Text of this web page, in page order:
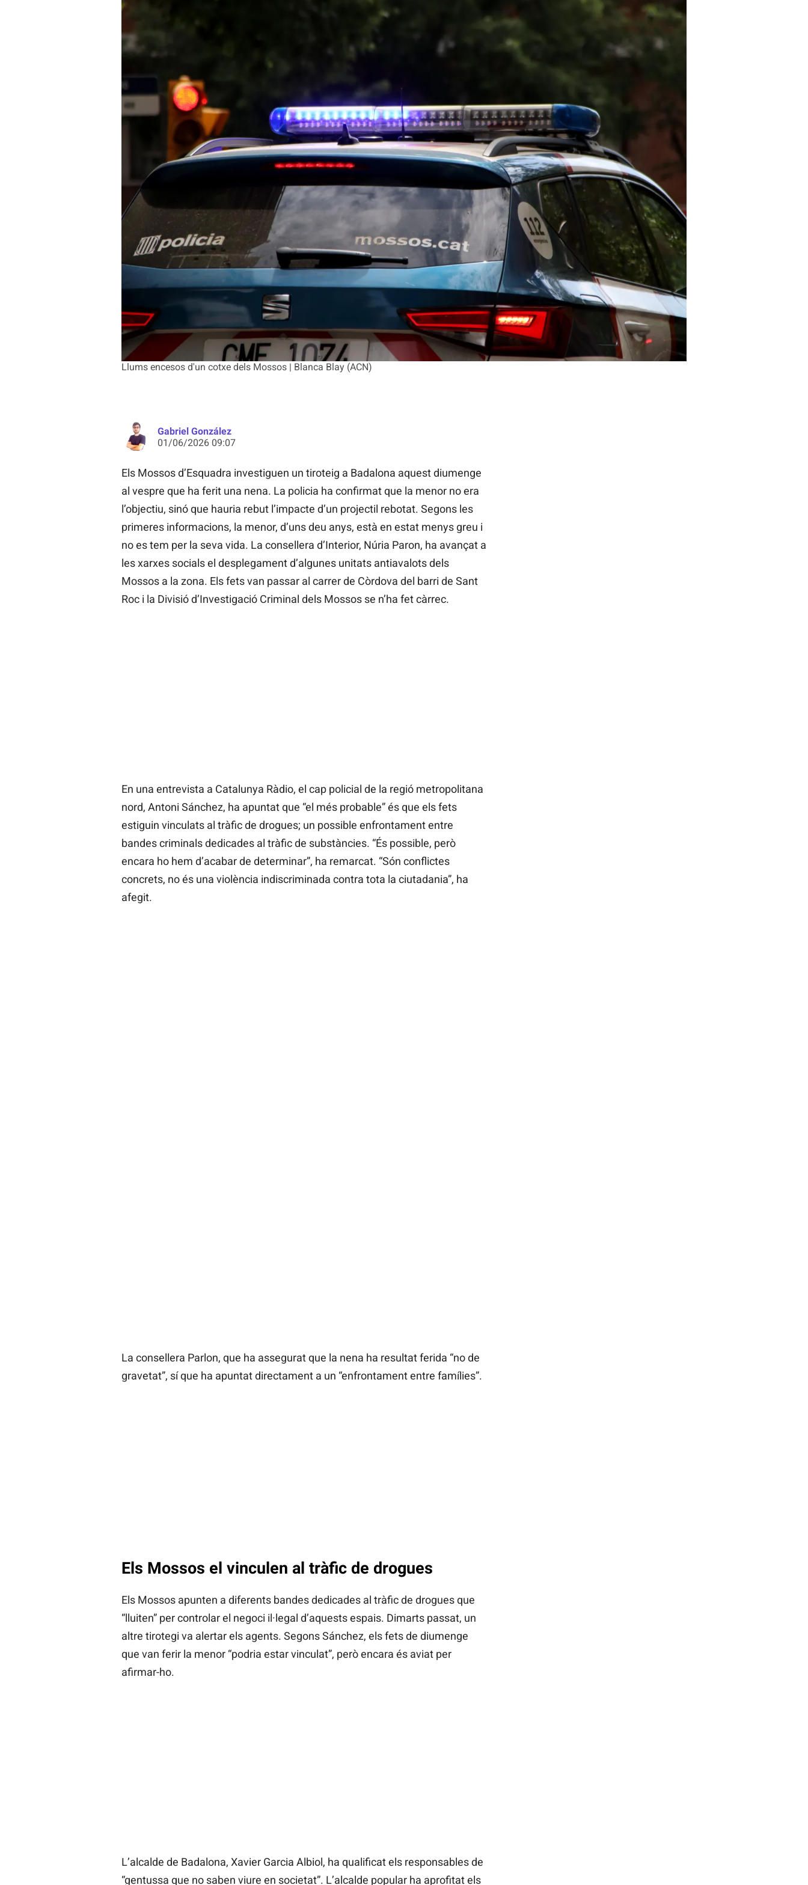
Llums encesos d'un cotxe dels Mossos | Blanca Blay (ACN)
Gabriel González
01/06/2026 09:07
Els Mossos d’Esquadra investiguen un tiroteig a Badalona aquest diumenge
al vespre que ha ferit una nena. La policia ha confirmat que la menor no era
l’objectiu, sinó que hauria rebut l’impacte d’un projectil rebotat. Segons les
primeres informacions, la menor, d’uns deu anys, està en estat menys greu i
no es tem per la seva vida. La consellera d’Interior, Núria Paron, ha avançat a
les xarxes socials el desplegament d’algunes unitats antiavalots dels
Mossos a la zona. Els fets van passar al carrer de Còrdova del barri de Sant
Roc i la Divisió d’Investigació Criminal dels Mossos se n’ha fet càrrec.
En una entrevista a Catalunya Ràdio, el cap policial de la regió metropolitana
nord, Antoni Sánchez, ha apuntat que “el més probable” és que els fets
estiguin vinculats al tràfic de drogues; un possible enfrontament entre
bandes criminals dedicades al tràfic de substàncies. “És possible, però
encara ho hem d’acabar de determinar”, ha remarcat. “Són conflictes
concrets, no és una violència indiscriminada contra tota la ciutadania”, ha
afegit.
La consellera Parlon, que ha assegurat que la nena ha resultat ferida “no de
gravetat”, sí que ha apuntat directament a un “enfrontament entre famílies”.
Els Mossos el vinculen al tràfic de drogues
Els Mossos apunten a diferents bandes dedicades al tràfic de drogues que
“lluiten” per controlar el negoci il·legal d’aquests espais. Dimarts passat, un
altre tirotegi va alertar els agents. Segons Sánchez, els fets de diumenge
que van ferir la menor “podria estar vinculat”, però encara és aviat per
afirmar-ho.
L’alcalde de Badalona, Xavier Garcia Albiol, ha qualificat els responsables de
“gentussa que no saben viure en societat”. L’alcalde popular ha aprofitat els